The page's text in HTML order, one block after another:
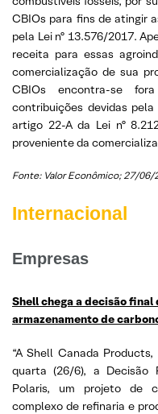
CBIOs para fins de atingir
pela Lei nº 13.576/2017.
receita para essas
comercialização de sua
CBIOs encontra-se
contribuições devidas
artigo 22-A da Lei nº
proveniente da
Fonte: Valor Econômico; 27/06/
Internacional
Empresas
Shell chega a decisão
armazenamento de
“A Shell Canada
quarta (26/6), a Decisão
Polaris, um projeto de
complexo de refinaria e